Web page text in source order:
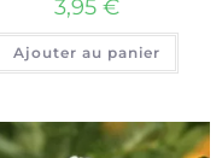
3,95 €
Ajouter au panier